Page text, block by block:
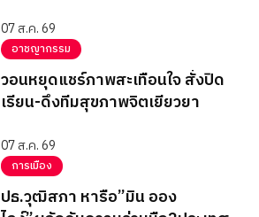
07 ส.ค. 69
อาชญากรรม
วอนหยุดแชร์ภาพสะเทือนใจ สั่งปิด
เรียน-ดึงทีมสุขภาพจิตเยียวยา
07 ส.ค. 69
การเมือง
ปธ.วุฒิสภา หารือ”มิน ออง